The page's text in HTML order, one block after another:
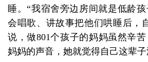
睡。“我宿舍旁边房间就是低龄
会唱歌、讲故事把他们哄睡后，
说，做801个孩子的妈妈虽然辛
妈妈的声音，她就觉得自己这辈子